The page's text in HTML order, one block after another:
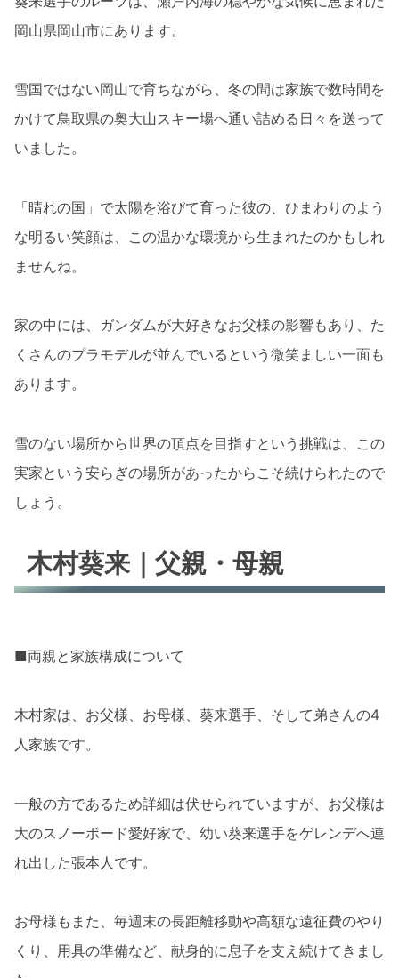
岡山県岡山市にあります。
雪国ではない岡山で育ちながら、冬の間は家族で数時間を
かけて鳥取県の奥大山スキー場へ通い詰める日々を送って
いました。
「晴れの国」で太陽を浴びて育った彼の、ひまわりのよう
な明るい笑顔は、この温かな環境から生まれたのかもしれ
ませんね。
家の中には、ガンダムが大好きなお父様の影響もあり、た
くさんのプラモデルが並んでいるという微笑ましい一面も
あります。
雪のない場所から世界の頂点を目指すという挑戦は、この
実家という安らぎの場所があったからこそ続けられたので
しょう。
木村葵来｜父親・母親
■両親と家族構成について
木村家は、お父様、お母様、葵来選手、そして弟さんの4
人家族です。
一般の方であるため詳細は伏せられていますが、お父様は
大のスノーボード愛好家で、幼い葵来選手をゲレンデへ連
れ出した張本人です。
お母様もまた、毎週末の長距離移動や高額な遠征費のやり
くり、用具の準備など、献身的に息子を支え続けてきまし